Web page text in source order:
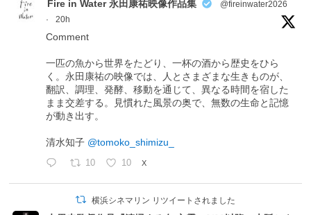
Fire in Water 永田康祐映像作品集
@fireinwater2026
·
20h
Comment
一匹の魚から世界をたどり、一杯の酒から歴史をひら
く。永田康祐の映像では、人とさまざまな生きものが、
翻訳、調理、発酵、移動を通じて、異なる時間を宿した
まま交差する。見慣れた風景の奥で、無数の生命と記憶
が動き出す。
清水知子 @tomoko_shimizu_
10 10 X
横浜シネマリン リツイートされました